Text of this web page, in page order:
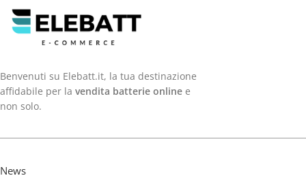
Benvenuti su Elebatt.it, la tua destinazione
affidabile per la vendita batterie online e
non solo.
News